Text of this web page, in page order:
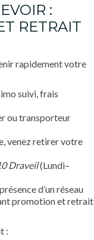
:
RETRAIT
rapidement votre
suivi, frais
ou transporteur
venez retirer votre
Draveil(Lundi–
d’un réseau
promotion et retrait
: